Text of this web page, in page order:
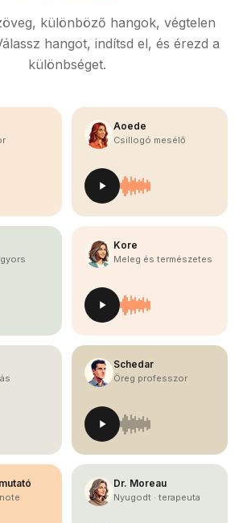
különböző hangok, végtelen
hangot, indítsd el, és érezd a
különbséget.
Aoede
Csillogó mesélő
Kore
Meleg és természetes
Schedar
Öreg professzor
Dr. Moreau
Nyugodt · terapeuta